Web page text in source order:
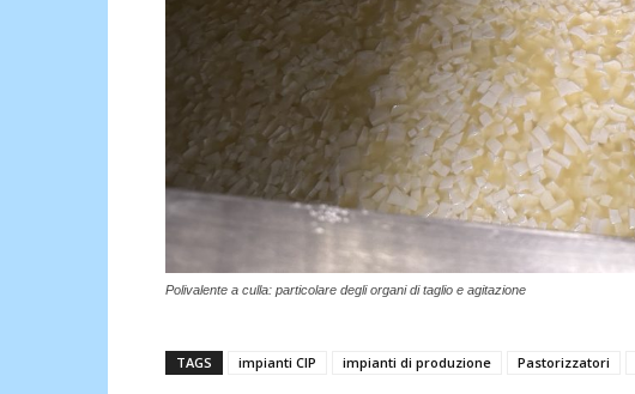
Polivalente a culla: particolare degli organi di taglio e agitazione
TAGS impianti CIP impianti di produzione Pastorizzatori